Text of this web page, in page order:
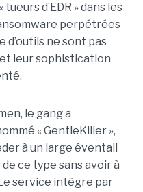
d’EDR » dans les
perpétrées
d’outils ne sont pas
leur sophistication
le gang a
« GentleKiller »,
à un large éventail
ce type sans avoir à
service intègre par